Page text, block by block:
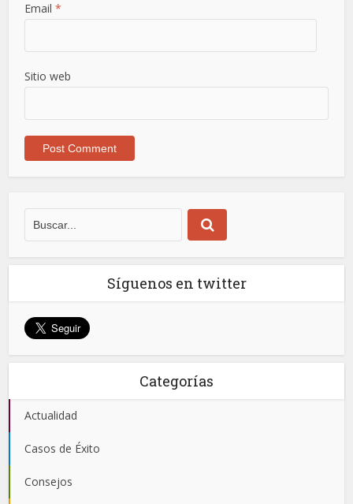
Email *
Sitio web
Síguenos en twitter
Categorías
Actualidad
Casos de Éxito
Consejos